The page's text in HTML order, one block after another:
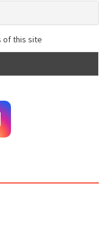
of this site